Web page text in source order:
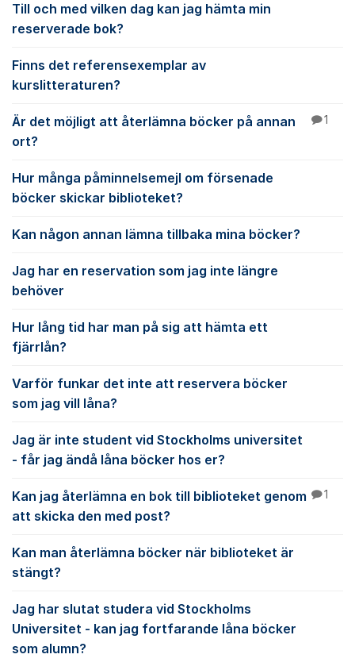
Till och med vilken dag kan jag hämta min
reserverade bok?
Finns det referensexemplar av
kurslitteraturen?
Är det möjligt att återlämna böcker på annan
ort?
1
Hur många påminnelsemejl om försenade
böcker skickar biblioteket?
Kan någon annan lämna tillbaka mina böcker?
Jag har en reservation som jag inte längre
behöver
Hur lång tid har man på sig att hämta ett
fjärrlån?
Varför funkar det inte att reservera böcker
som jag vill låna?
Jag är inte student vid Stockholms universitet
- får jag ändå låna böcker hos er?
Kan jag återlämna en bok till biblioteket genom
att skicka den med post?
1
Kan man återlämna böcker när biblioteket är
stängt?
Jag har slutat studera vid Stockholms
Universitet - kan jag fortfarande låna böcker
som alumn?